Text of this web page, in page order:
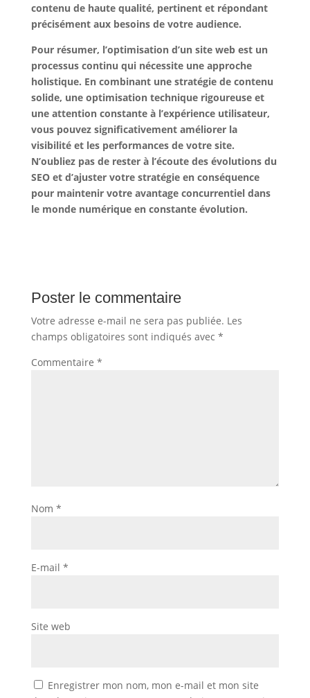
contenu de haute qualité, pertinent et répondant
précisément aux besoins de votre audience.
Pour résumer, l’optimisation d’un site web est un
processus continu qui nécessite une approche
holistique. En combinant une stratégie de contenu
solide, une optimisation technique rigoureuse et
une attention constante à l’expérience utilisateur,
vous pouvez significativement améliorer la
visibilité et les performances de votre site.
N’oubliez pas de rester à l’écoute des évolutions du
SEO et d’ajuster votre stratégie en conséquence
pour maintenir votre avantage concurrentiel dans
le monde numérique en constante évolution.
Poster le commentaire
Votre adresse e-mail ne sera pas publiée. Les
champs obligatoires sont indiqués avec *
Commentaire *
Nom *
E-mail *
Site web
Enregistrer mon nom, mon e-mail et mon site